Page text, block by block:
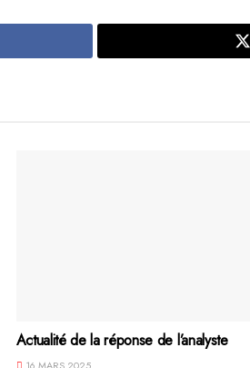
Actualité de la réponse de l’analyste
16 MARS 2025